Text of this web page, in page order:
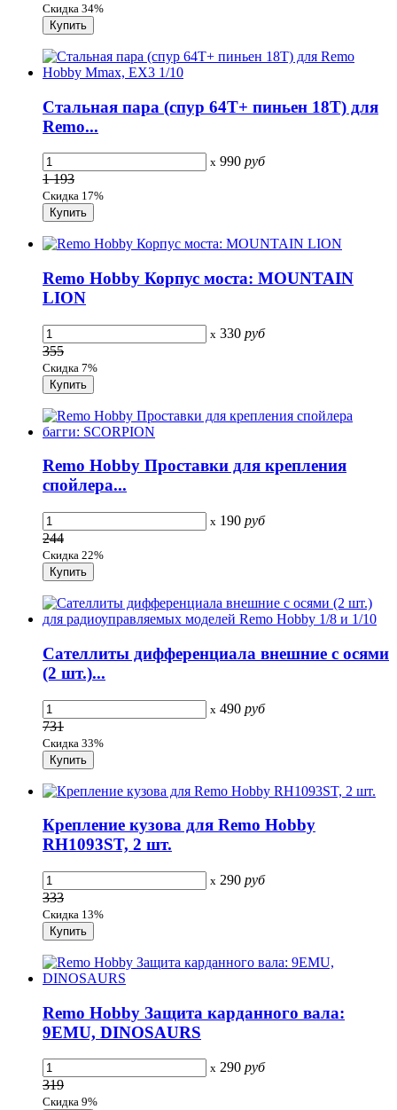
Скидка 34%
Стальная пара (спур 64T+ пиньен 18T) для
Remo...
x 990 руб
1 193
Скидка 17%
Remo Hobby Корпус моста: MOUNTAIN
LION
x 330 руб
355
Скидка 7%
Remo Hobby Проставки для крепления
спойлера...
x 190 руб
244
Скидка 22%
Сателлиты дифференциала внешние с осями
(2 шт.)...
x 490 руб
731
Скидка 33%
Крепление кузова для Remo Hobby
RH1093ST, 2 шт.
x 290 руб
333
Скидка 13%
Remo Hobby Защита карданного вала:
9EMU, DINOSAURS
x 290 руб
319
Скидка 9%